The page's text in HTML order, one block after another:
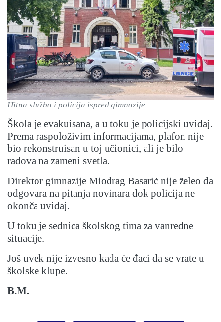
Hitna služba i policija ispred gimnazije
Škola je evakuisana, a u toku je policijski uviđaj.
Prema raspoloživim informacijama, plafon nije
bio rekonstruisan u toj učionici, ali je bilo
radova na zameni svetla.
Direktor gimnazije Miodrag Basarić nije želeo da
odgovara na pitanja novinara dok policija ne
okonča uviđaj.
U toku je sednica školskog tima za vanredne
situacije.
Još uvek nije izvesno kada će đaci da se vrate u
školske klupe.
B.M.